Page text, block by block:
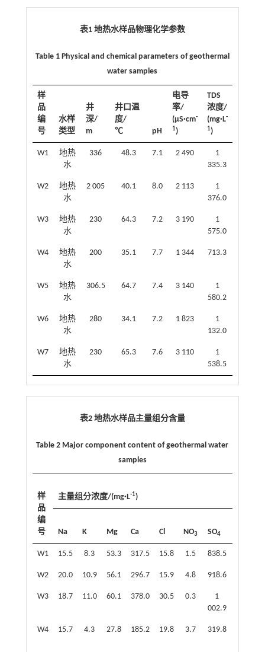
表1 地热水样品物理化学参数
Table 1 Physical and chemical parameters of geothermal
water samples
样
品
编
号
水样
类型
井
深/
m
井口温
度/
℃
pH
电导
率/
(μS·cm-
1)
TDS
浓度/
(mg·L-
1)
W1
地热
水
336 48.3 7.1 2 490
1
335.3
W2
地热
水
2 005 40.1 8.0 2 113
1
376.0
W3
地热
水
230 64.3 7.2 3 190
1
575.0
W4
地热
水
200 35.1 7.7 1 344 713.3
W5
地热
水
306.5 64.7 7.4 3 140
1
580.2
W6
地热
水
280 34.1 7.2 1 823
1
132.0
W7
地热
水
230 65.3 7.6 3 110
1
538.5
表2 地热水样品主量组分含量
Table 2 Major component content of geothermal water
samples
样
品
编
号
主量组分浓度/(mg·L-1)
Na K Mg Ca Cl NO3 SO4
W1 15.5 8.3 53.3 317.5 15.8 1.5 838.5
W2 20.0 10.9 56.1 296.7 15.9 4.8 918.6
W3 18.7 11.0 60.1 378.0 30.5 0.3
1
002.9
W4 15.7 4.3 27.8 185.2 19.8 3.7 319.8